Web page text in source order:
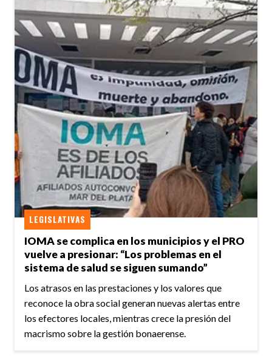
IOMA se complica en los municipios y el PRO
vuelve a presionar: “Los problemas en el
sistema de salud se siguen sumando”
LEGISLATIVAS
Los atrasos en las prestaciones y los valores que
reconoce la obra social generan nuevas alertas entre
los efectores locales, mientras crece la presión del
macrismo sobre la gestión bonaerense.